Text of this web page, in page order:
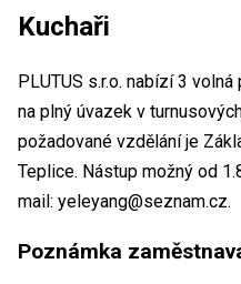
Kuchaři
PLUTUS s.r.o. nabízí 3
na plný úvazek v
požadované vzdělání je
Teplice. Nástup možný od
mail: yeleyang@seznam.cz.
Poznámka